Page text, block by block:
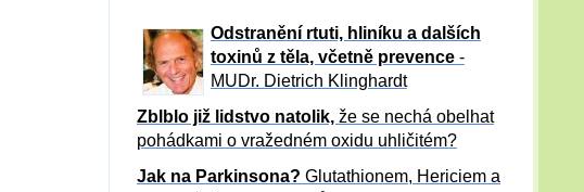
Odstranění rtuti, hliníku a dalších
toxinů z těla, včetně prevence -
MUDr. Dietrich Klinghardt
Zblblo již lidstvo natolik, že se nechá obelhat
pohádkami o vražedném oxidu uhličitém?
Jak na Parkinsona? Glutathionem, Hericiem a